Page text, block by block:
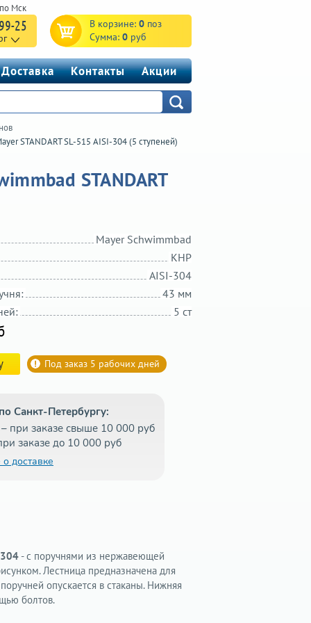
В корзине: 0 поз
Сумма: 0 руб
25
Доставка Контакты Акции
STANDART SL-515 AISI-304 (5 ступеней)
STANDART
Mayer Schwimmbad
КНР
AISI-304
43 мм
5 ст
Под заказ 5 рабочих дней
Санкт-Петербургу:
– при заказе свыше 10 000 руб
заказе до 10 000 руб
доставке
304 - с поручнями из нержавеющей
Лестница предназначена для
опускается в стаканы. Нижняя
болтов.